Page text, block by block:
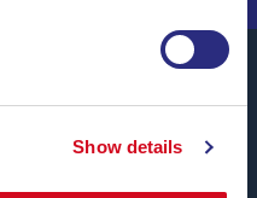
Show details